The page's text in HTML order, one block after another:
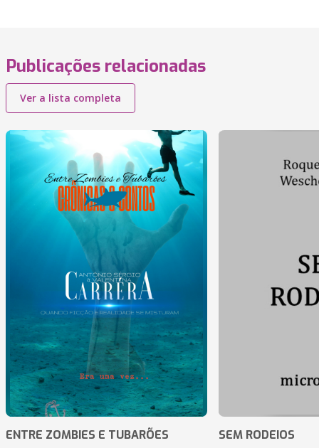
Publicações relacionadas
Ver a lista completa
ENTRE ZOMBIES E TUBARÕES SEM RODEIOS